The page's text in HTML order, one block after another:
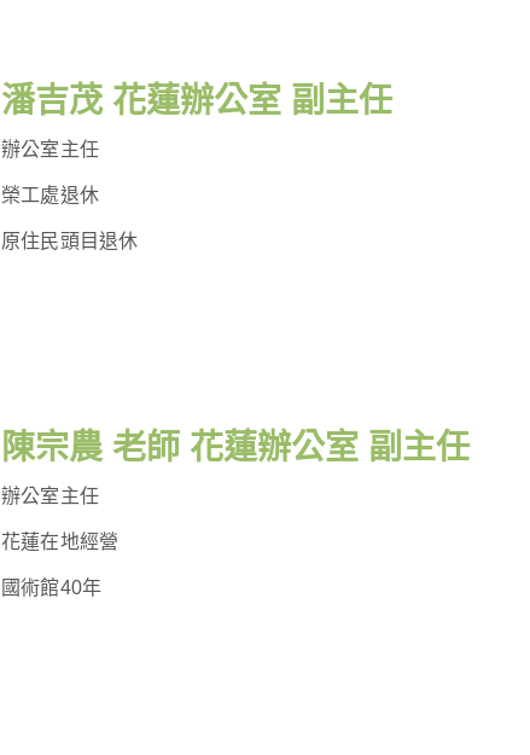
潘吉茂 花蓮辦公室 副主任
辦公室主任
榮工處退休
原住民頭目退休
陳宗農 老師 花蓮辦公室 副主任
辦公室主任
花蓮在地經營
國術館40年